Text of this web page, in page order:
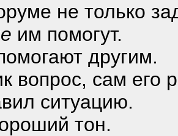
не только
им помогут.
другим.
вопрос, сам его
ситуацию.
тон.